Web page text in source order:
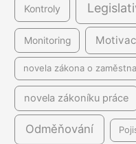
Kontroly
Monitoring
novela zákona o
novela zákoníku práce
Odměňování